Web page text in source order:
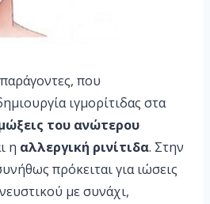
που
ιγμορίτιδας στα
του ανώτερου
η αλλεργική ρινίτιδα. Στην
πρόκειται για ιώσεις
με συνάχι,